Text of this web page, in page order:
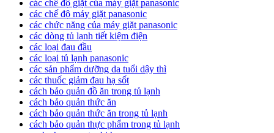
các chế độ giặt của máy giặt panasonic
các chế độ máy giặt panasonic
các chức năng của máy giặt panasonic
các dòng tủ lạnh tiết kiệm điện
các loại đau đầu
các loại tủ lạnh panasonic
các sản phẩm dưỡng da tuổi dậy thì
các thuốc giảm đau hạ sốt
cách bảo quản đồ ăn trong tủ lạnh
cách bảo quản thức ăn
cách bảo quản thức ăn trong tủ lạnh
cách bảo quản thực phẩm trong tủ lạnh